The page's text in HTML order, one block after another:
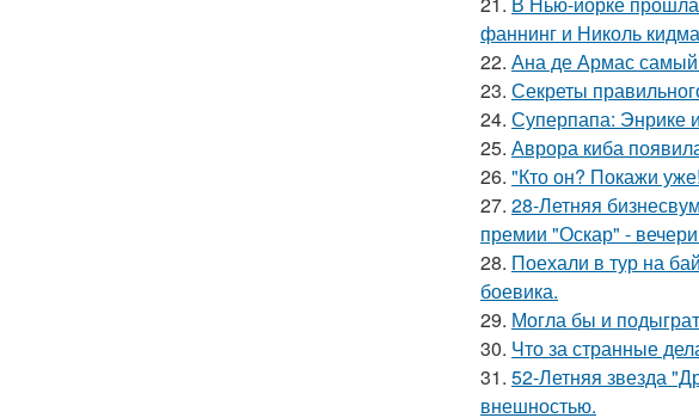
фаннинг и Николь
22. Ана де Армас самый
23. Секреты
24. Суперпапа: Энрике
25. Аврора киба
26. "Кто он? Покажи уже!
27. 28-Летняя
премии "Оскар" -
28. Поехали в тур на
боевика.
29. Могла бы и
30. Что за странные
31. 52-Летняя звезда
внешностью.